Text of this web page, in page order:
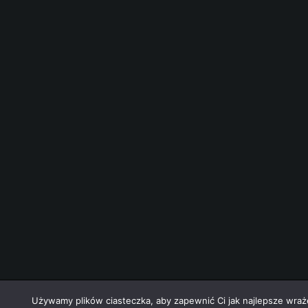
nek-it.pl design.
Używamy plików ciasteczka, aby zapewnić Ci jak najlepsze